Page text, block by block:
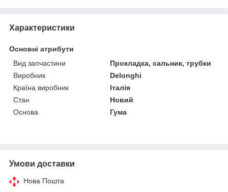
Характеристики
Основні атрибути
Вид запчастини
Прокладка, сальник, трубки
Виробник
Delonghi
Країна виробник
Італія
Стан
Новий
Основа
Гума
Умови доставки
Нова Пошта